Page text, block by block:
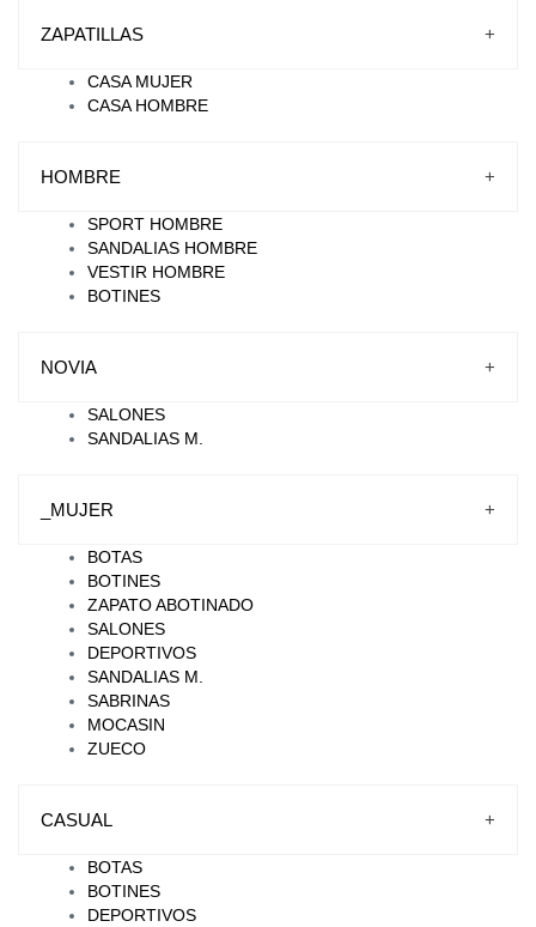
ZAPATILLAS +
CASA MUJER
CASA HOMBRE
HOMBRE +
SPORT HOMBRE
SANDALIAS HOMBRE
VESTIR HOMBRE
BOTINES
NOVIA +
SALONES
SANDALIAS M.
_MUJER +
BOTAS
BOTINES
ZAPATO ABOTINADO
SALONES
DEPORTIVOS
SANDALIAS M.
SABRINAS
MOCASIN
ZUECO
CASUAL +
BOTAS
BOTINES
DEPORTIVOS